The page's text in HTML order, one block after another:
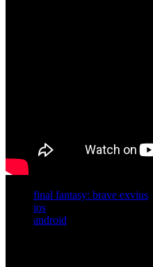
final fantasy: brave exvius
ios
android